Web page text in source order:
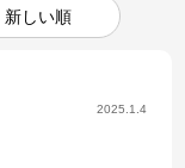
新しい順
2025.1.4